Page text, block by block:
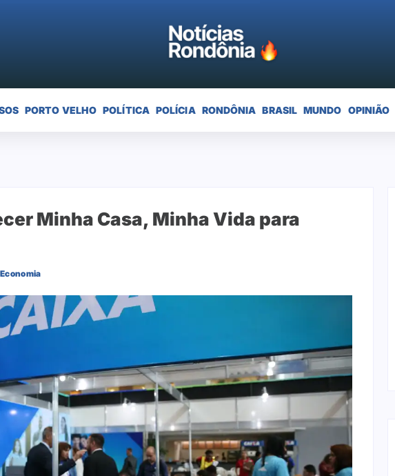
PORTO VELHO POLÍTICA POLÍCIA RONDÔNIA BRASIL MUNDO OPINIÃO
Minha Casa, Minha Vida para
Economia